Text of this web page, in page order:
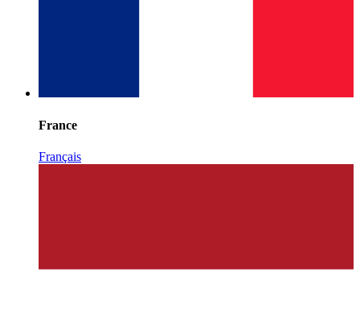
France
Français